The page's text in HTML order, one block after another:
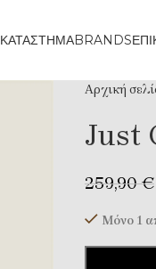
ΚΑΤΆΣΤΗΜΑBRANDS
Αρχική
Just
259,90€
Μόνο 1